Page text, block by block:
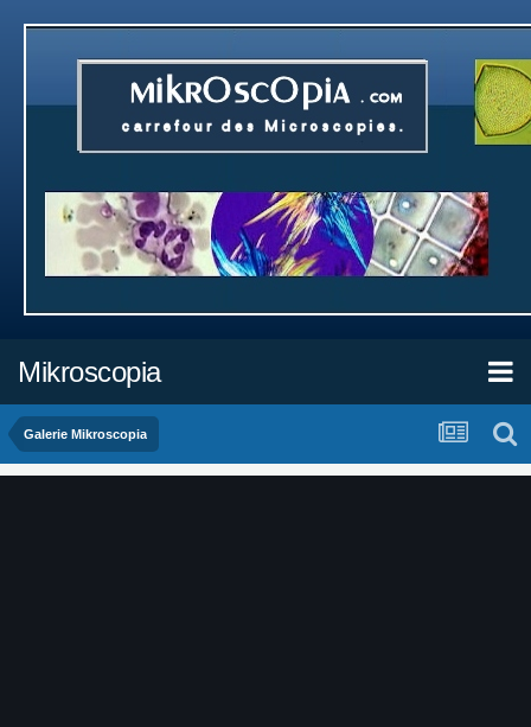
Mikroscopia
Galerie Mikroscopia